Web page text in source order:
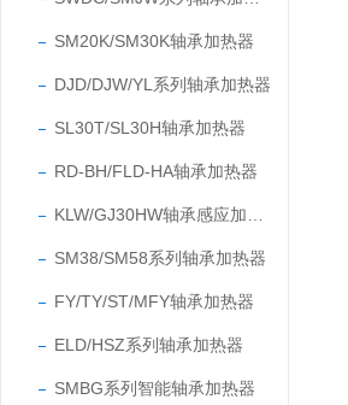
SM20K/SM30K轴承加热器
DJD/DJW/YL系列轴承加热器
SL30T/SL30H轴承加热器
RD-BH/FLD-HA轴承加热器
SM38/SM58系列轴承加热器
FY/TY/ST/MFY轴承加热器
ELD/HSZ系列轴承加热器
SMBG系列智能轴承加热器